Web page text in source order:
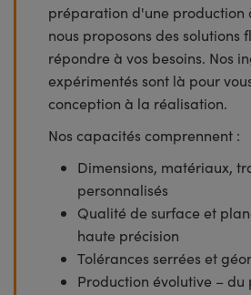
préparation d'une production
nous proposons des solutions
répondre à vos besoins. Nos
expérimentés sont là pour
conception à la réalisation.
Nos capacités comprennent :
Dimensions, matériaux,
personnalisés
Qualité de surface et
haute précision
Tolérances serrées et
Production évolutive –